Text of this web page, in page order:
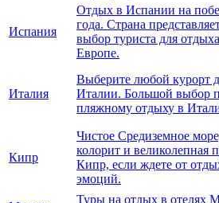
Испания
Отдых в Испании на
года. Страна
выбор туриста для
Европе.
Италия
Выберите любой курорт
Италии. Большой выбор
пляжному отдыху в
Кипр
Чистое Средиземное
колорит и великолепная
Кипр, если ждете от
эмоций.
Туры на отдых в отелях